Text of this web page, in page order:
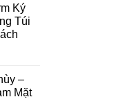
Ký
Túi
–
Mặt